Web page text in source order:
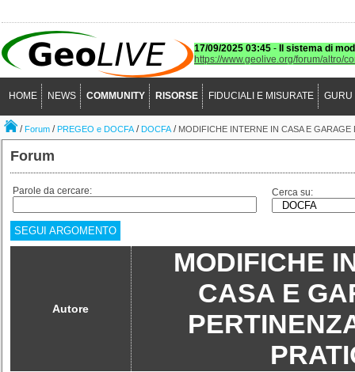
17/09/2025 03:45 -
Il sistema di
https://www.geolive.org/forum/altro/
HOME NEWS COMMUNITY RISORSE FIDUCIALI E MISURATE GURU
/Forum /PREGEO e DOCFA/DOCFA/ MODIFICHE INTERNE IN CASA E GARAGE
Forum
Parole da cercare: Cerca su:
SEGUI ARGOMENTO
Autore
MODIFICHE
CASA E